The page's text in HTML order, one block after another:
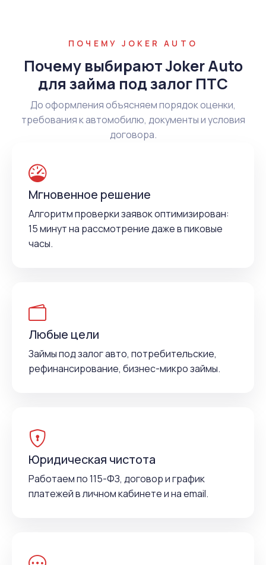
ПОЧЕМУ JOKER AUTO
Почему выбирают Joker Auto
для займа под залог ПТС
До оформления объясняем порядок оценки,
требования к автомобилю, документы и условия
договора.
Мгновенное решение
Алгоритм проверки заявок оптимизирован:
15 минут на рассмотрение даже в пиковые
часы.
Любые цели
Займы под залог авто, потребительские,
рефинансирование, бизнес-микро займы.
Юридическая чистота
Работаем по 115-ФЗ, договор и график
платежей в личном кабинете и на email.